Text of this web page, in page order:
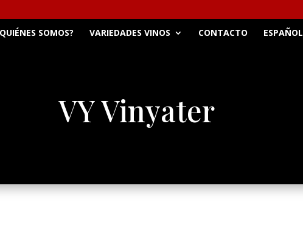
QUIÉNES SOMOS? VARIEDADES VINOS CONTACTO ESPAÑOL
VY Vinyater